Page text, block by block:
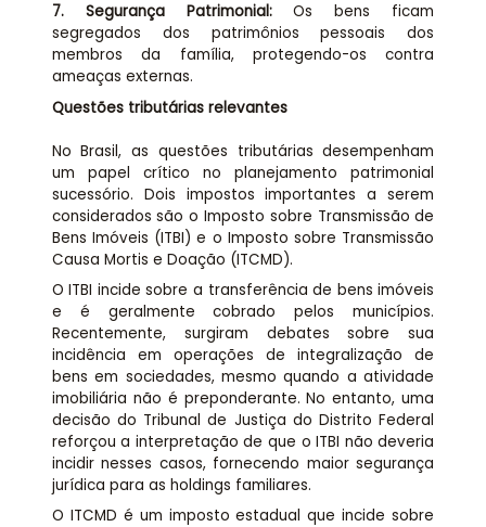
7. Segurança Patrimonial:Os bens ficam
segregados dos patrimônios pessoais dos
membros da família, protegendo-os contra
ameaças externas.
Questões tributárias relevantes
No Brasil, as questões tributárias desempenham
um papel crítico no planejamento patrimonial
sucessório. Dois impostos importantes a serem
considerados são o Imposto sobre Transmissão de
Bens Imóveis (ITBI) e o Imposto sobre Transmissão
Causa Mortis e Doação (ITCMD).
O ITBI incide sobre a transferência de bens imóveis
e é geralmente cobrado pelos municípios.
Recentemente, surgiram debates sobre sua
incidência em operações de integralização de
bens em sociedades, mesmo quando a atividade
imobiliária não é preponderante. No entanto, uma
decisão do Tribunal de Justiça do Distrito Federal
reforçou a interpretação de que o ITBI não deveria
incidir nesses casos, fornecendo maior segurança
jurídica para as holdings familiares.
O ITCMD é um imposto estadual que incide sobre